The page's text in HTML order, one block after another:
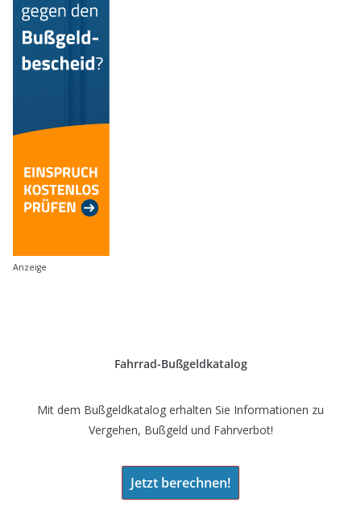
Anzeige
Fahrrad-Bußgeldkatalog
Mit dem Bußgeldkatalog erhalten Sie Informationen zu
Vergehen, Bußgeld und Fahrverbot!
Jetzt berechnen!